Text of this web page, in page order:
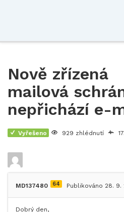
Nově zřízená
mailová
nepřichází e-
Vyřešeno 929 zhlédnutí
MD137480 64 Publikováno 28. 9.
Dobrý den,